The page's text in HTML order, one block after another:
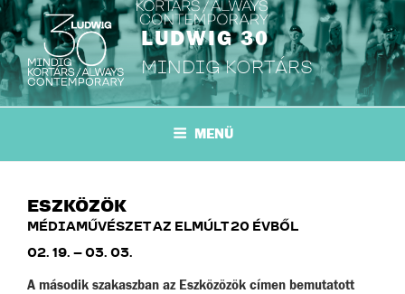
Tartalomhoz
LUDWIG 30
MINDIG KORTÁRS
MENÜ
ESZKÖZÖK
MÉDIAMŰVÉSZET AZ ELMÚLT 20 ÉVBŐL
02. 19. – 03. 03.
A második szakaszban az Eszközözök címen bemutatott